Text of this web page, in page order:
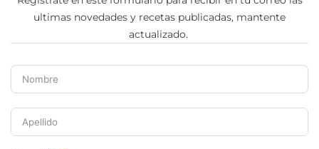
ultimas novedades y recetas publicadas, mantente
actualizado.